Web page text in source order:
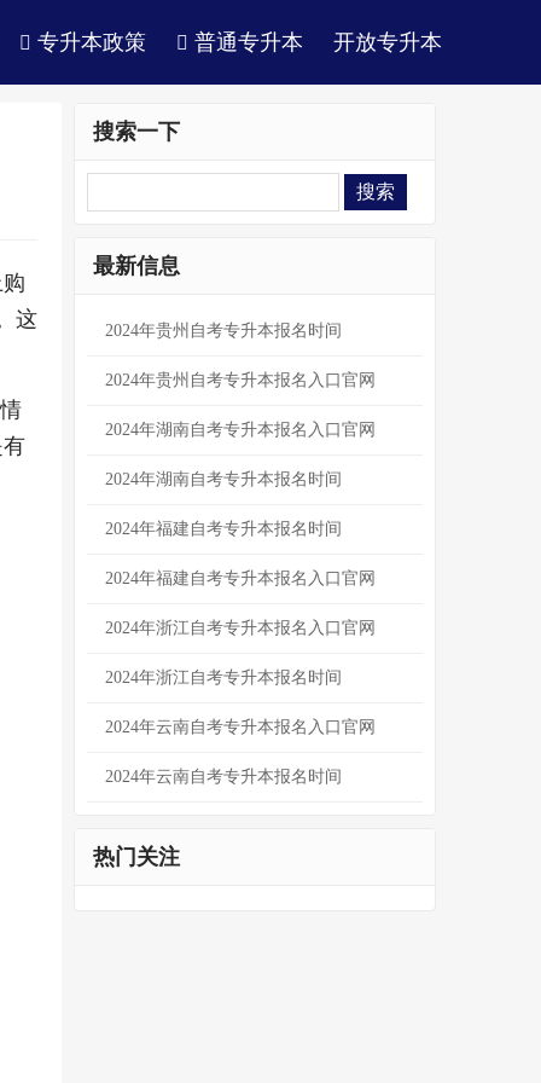
专升本政策 普通专升本 开放专升本
这
搜索一下
最新信息
2024年贵州自考专升本报名时间
2024年贵州自考专升本报名入口官网
2024年湖南自考专升本报名入口官网
2024年​湖南自考专升本报名时间
​2024年福建自考专升本报名时间
2024年福建自考专升本报名入口官网
2024年浙江自考专升本报名入口官网
2024年浙江自考专升本报名时间
2024年云南自考专升本报名入口官网
2024年云南自考专升本报名时间
热门关注